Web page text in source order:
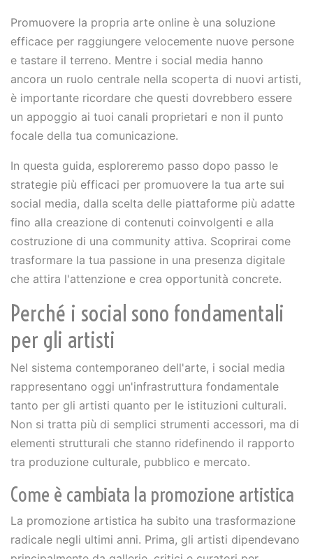
Promuovere la propria arte online è una soluzione
efficace per raggiungere velocemente nuove persone
e tastare il terreno. Mentre i social media hanno
ancora un ruolo centrale nella scoperta di nuovi artisti,
è importante ricordare che questi dovrebbero essere
un appoggio ai tuoi canali proprietari e non il punto
focale della tua comunicazione.
In questa guida, esploreremo passo dopo passo le
strategie più efficaci per promuovere la tua arte sui
social media, dalla scelta delle piattaforme più adatte
fino alla creazione di contenuti coinvolgenti e alla
costruzione di una community attiva. Scoprirai come
trasformare la tua passione in una presenza digitale
che attira l'attenzione e crea opportunità concrete.
Perché i social sono fondamentali
per gli artisti
Nel sistema contemporaneo dell'arte, i social media
rappresentano oggi un'infrastruttura fondamentale
tanto per gli artisti quanto per le istituzioni culturali.
Non si tratta più di semplici strumenti accessori, ma di
elementi strutturali che stanno ridefinendo il rapporto
tra produzione culturale, pubblico e mercato.
Come è cambiata la promozione artistica
La promozione artistica ha subito una trasformazione
radicale negli ultimi anni. Prima, gli artisti dipendevano